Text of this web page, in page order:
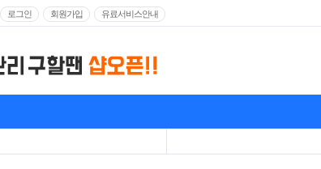
로그인 회원가입 유료서비스안내